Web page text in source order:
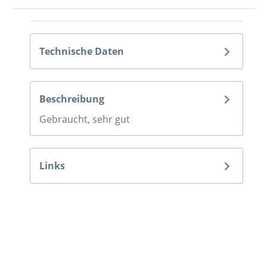
Technische Daten
Beschreibung
Gebraucht, sehr gut
Links